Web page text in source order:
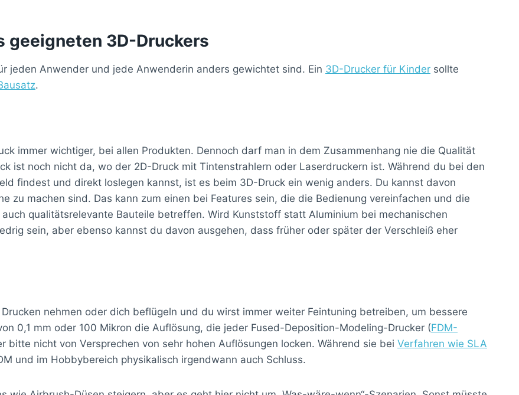
geeigneten 3D-Druckers
jeden Anwender und jede Anwenderin anders gewichtet sind. Ein 3D-Drucker für Kinder sollte
.
immer wichtiger, bei allen Produkten. Dennoch darf man in dem Zusammenhang nie die Qualität
ist noch nicht da, wo der 2D-Druck mit Tintenstrahlern oder Laserdruckern ist. Während du bei den
findest und direkt loslegen kannst, ist es beim 3D-Druck ein wenig anders. Du kannst davon
zu machen sind. Das kann zum einen bei Features sein, die die Bedienung vereinfachen und die
qualitätsrelevante Bauteile betreffen. Wird Kunststoff statt Aluminium bei mechanischen
sein, aber ebenso kannst du davon ausgehen, dass früher oder später der Verschleiß eher
nehmen oder dich beflügeln und du wirst immer weiter Feintuning betreiben, um bessere
0,1 mm oder 100 Mikron die Auflösung, die jeder Fused-Deposition-Modeling-Drucker (FDM-
bitte nicht von Versprechen von sehr hohen Auflösungen locken. Während sie bei Verfahren wie SLA
und im Hobbybereich physikalisch irgendwann auch Schluss.